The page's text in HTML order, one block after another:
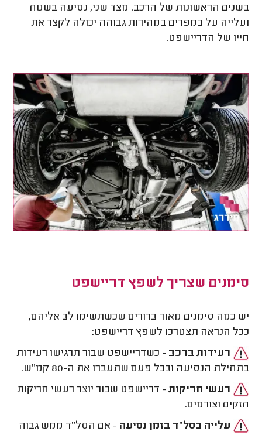
בשנים הראשונות של הרכב. מצד שני, נסיעה בשטח
ועלייה על במפרים במהירות גבוהה יכולה לקצר את
חייו של הדריישפט.
סימנים שצריך לשפץ דריישפט
יש כמה סימנים מאוד ברורים שכשתשימו לב אליהם,
ככל הנראה תצטרכו לשפץ דריישפט:
רעידות ברכב - כשדריישפט שבור תרגישו רעידות
בתחילת הנסיעה ובכל פעם שתעברו את ה-80 קמ"ש.
רעשי חריקות - דריישפט שבור יוצר רעשי חריקות
חזקים וצורמים.
עלייה בסל"ד בזמן נסיעה - אם הסל"ד ממש גבוה